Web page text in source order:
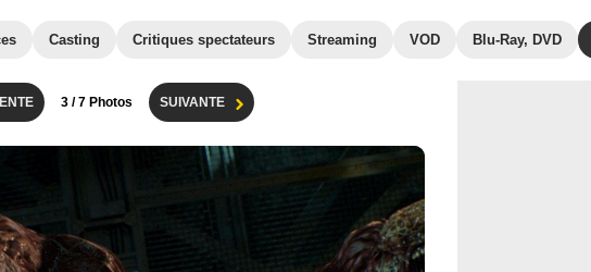
Casting Critiques spectateurs Streaming VOD Blu-Ray, DVD
3 / 7 Photos SUIVANTE